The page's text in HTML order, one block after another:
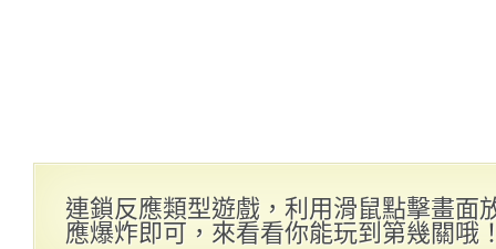
連鎖反應類型遊戲，利用滑鼠點擊畫面
應爆炸即可，來看看你能玩到第幾關哦